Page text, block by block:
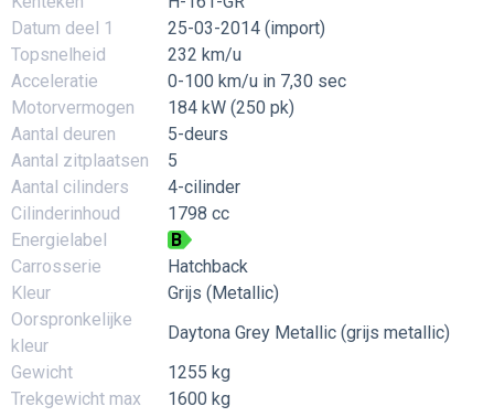
Datum deel 1
25-03-2014 (import)
Topsnelheid
232 km/u
Acceleratie
0-100 km/u in 7,30 sec
Motorvermogen
184 kW (250 pk)
Aantal deuren
5-deurs
Aantal zitplaatsen
5
Aantal cilinders
4-cilinder
Cilinderinhoud
1798 cc
Energielabel
B
Carrosserie
Hatchback
Kleur
Grijs (Metallic)
Oorspronkelijke
kleur
Daytona Grey Metallic (grijs metallic)
Gewicht
1255 kg
Trekgewicht max
1600 kg